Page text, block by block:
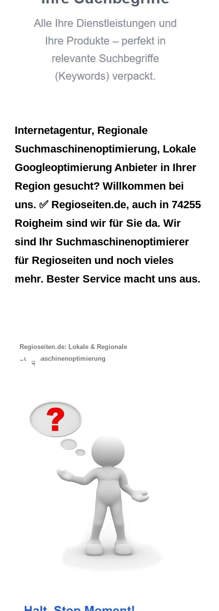
Internetagentur, Regionale
Suchmaschinenoptimierung, Lokale
Googleoptimierung Anbieter in Ihrer
Region gesucht? Willkommen bei
uns. ✅ Regioseiten.de, auch in 74255
Roigheim sind wir für Sie da. Wir
sind Ihr Suchmaschinenoptimierer
für Regioseiten und noch vieles
mehr. Bester Service macht uns aus.
Regioseiten.de: Lokale & Regionale
Suchmaschinenoptimierung
☟